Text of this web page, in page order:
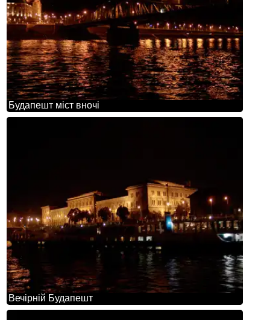
Будапешт міст вночі
Вечірній Будапешт